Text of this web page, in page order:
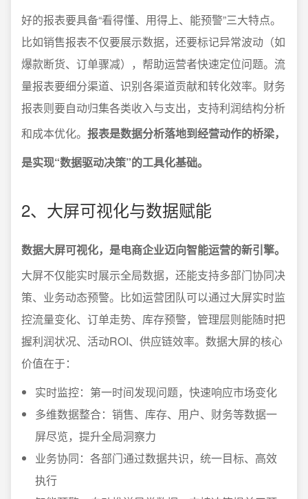
好的报表要具备“看得懂、用得上、能预警”三大特点。
比如销售报表不仅要展示数据，还要标记异常波动（如
爆款断货、订单骤减），帮助运营者快速定位问题。流
量报表要细分渠道、识别各渠道贡献和转化效率。财务
报表则要自动归集各类收入与支出，支持利润结构分析
和成本优化。 报表是数据分析落地到经营动作的桥梁，
是实现“数据驱动决策”的工具化基础。
2、大屏可视化与数据赋能
数据大屏可视化，是电商企业迈向智能运营的新引擎。
大屏不仅能实时展示全局数据，还能支持多部门协同决
策、业务动态预警。比如运营团队可以通过大屏实时监
控流量变化、订单走势、库存预警，管理层则能随时把
握利润状况、活动ROI、供应链效率。数据大屏的核心
价值在于：
实时监控：第一时间发现问题，快速响应市场变化
多维数据整合：销售、库存、用户、财务等数据一
屏尽览，提升全局洞察力
业务协同：各部门通过数据共识，统一目标、高效
执行